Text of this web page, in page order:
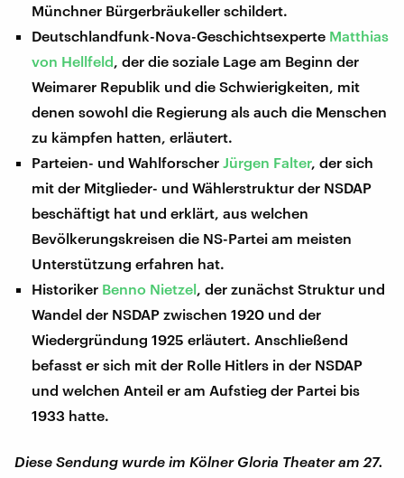
Münchner Bürgerbräukeller schildert.
Deutschlandfunk-Nova-Geschichtsexperte Matthias
von Hellfeld , der die soziale Lage am Beginn der
Weimarer Republik und die Schwierigkeiten, mit
denen sowohl die Regierung als auch die Menschen
zu kämpfen hatten, erläutert.
Parteien- und Wahlforscher Jürgen Falter, der sich
mit der Mitglieder- und Wählerstruktur der NSDAP
beschäftigt hat und erklärt, aus welchen
Bevölkerungskreisen die NS-Partei am meisten
Unterstützung erfahren hat.
Historiker Benno Nietzel , der zunächst Struktur und
Wandel der NSDAP zwischen 1920 und der
Wiedergründung 1925 erläutert. Anschließend
befasst er sich mit der Rolle Hitlers in der NSDAP
und welchen Anteil er am Aufstieg der Partei bis
1933 hatte.
Diese Sendung wurde im Kölner Gloria Theater am 27.